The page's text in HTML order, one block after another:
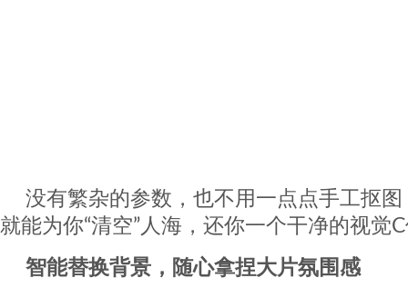
没有繁杂的参数，也不用一点点手工抠
就能为你“清空”人海，还你一个干净的视觉
智能替换背景，随心拿捏大片氛围感